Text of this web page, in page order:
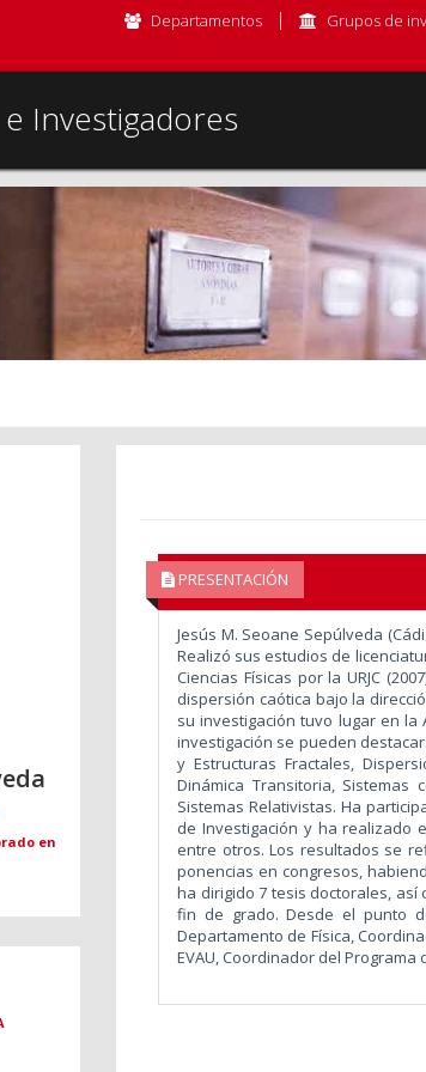
Departamentos Grupos de
Investigadores
en
PRESENTACIÓN
Jesús M. Seoane Sepúlveda
Realizó sus estudios de
Ciencias Físicas por la URJC
dispersión caótica bajo la
su investigación tuvo lugar en la
investigación se pueden
y Estructuras Fractales,
Dinámica Transitoria,
Sistemas Relativistas. Ha
de Investigación y ha realizado
entre otros. Los resultados se
ponencias en congresos,
ha dirigido 7 tesis doctorales,
fin de grado. Desde el punto
Departamento de Física,
EVAU, Coordinador del